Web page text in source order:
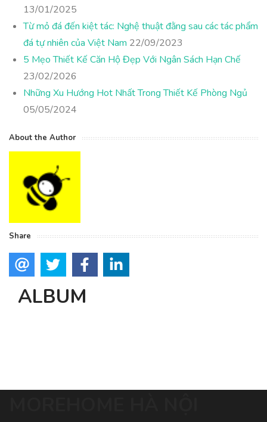
13/01/2025
Từ mỏ đá đến kiệt tác: Nghệ thuật đằng sau các tác phẩm
đá tự nhiên của Việt Nam 22/09/2023
5 Mẹo Thiết Kế Căn Hộ Đẹp Với Ngân Sách Hạn Chế
23/02/2026
Những Xu Hướng Hot Nhất Trong Thiết Kế Phòng Ngủ
05/05/2024
About the Author
Share
ALBUM